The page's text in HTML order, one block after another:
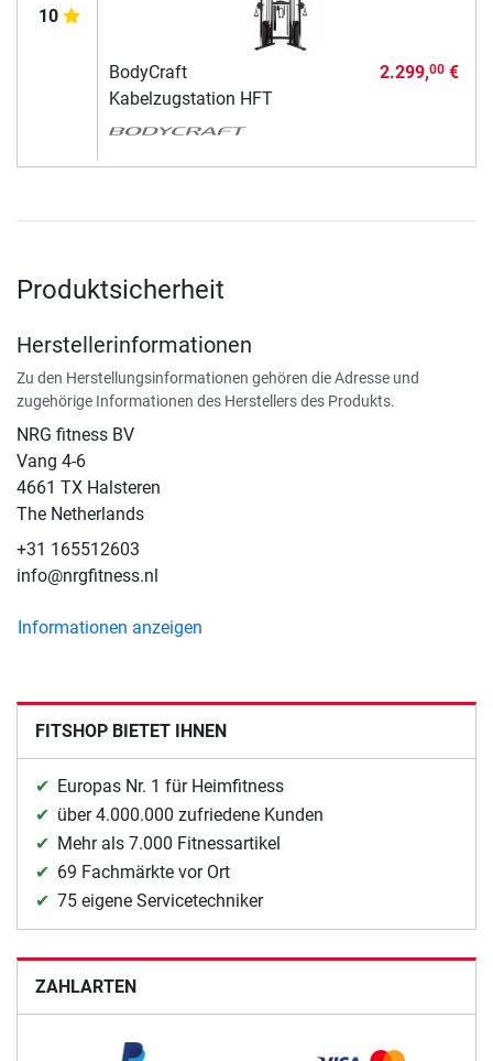
10
BodyCraft
Kabelzugstation HFT
2.299,00€
Produktsicherheit
Herstellerinformationen
Zu den Herstellungsinformationen gehören die Adresse und
zugehörige Informationen des Herstellers des Produkts.
NRG fitness BV
Vang 4-6
4661 TX Halsteren
The Netherlands
+31 165512603
info@nrgfitness.nl
Informationen anzeigen
FITSHOP BIETET IHNEN
Europas Nr. 1 für Heimfitness
über 4.000.000 zufriedene Kunden
Mehr als 7.000 Fitnessartikel
69 Fachmärkte vor Ort
75 eigene Servicetechniker
ZAHLARTEN